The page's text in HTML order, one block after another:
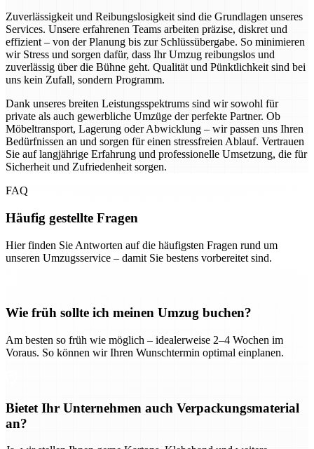
Zuverlässigkeit und Reibungslosigkeit sind die Grundlagen unseres
Services. Unsere erfahrenen Teams arbeiten präzise, diskret und
effizient – von der Planung bis zur Schlüssübergabe. So minimieren
wir Stress und sorgen dafür, dass Ihr Umzug reibungslos und
zuverlässig über die Bühne geht. Qualität und Pünktlichkeit sind bei
uns kein Zufall, sondern Programm.
Dank unseres breiten Leistungsspektrums sind wir sowohl für
private als auch gewerbliche Umzüge der perfekte Partner. Ob
Möbeltransport, Lagerung oder Abwicklung – wir passen uns Ihren
Bedürfnissen an und sorgen für einen stressfreien Ablauf. Vertrauen
Sie auf langjährige Erfahrung und professionelle Umsetzung, die für
Sicherheit und Zufriedenheit sorgen.
FAQ
Häufig gestellte Fragen
Hier finden Sie Antworten auf die häufigsten Fragen rund um
unseren Umzugsservice – damit Sie bestens vorbereitet sind.
Wie früh sollte ich meinen Umzug buchen?
Am besten so früh wie möglich – idealerweise 2–4 Wochen im
Voraus. So können wir Ihren Wunschtermin optimal einplanen.
Bietet Ihr Unternehmen auch Verpackungsmaterial
an?